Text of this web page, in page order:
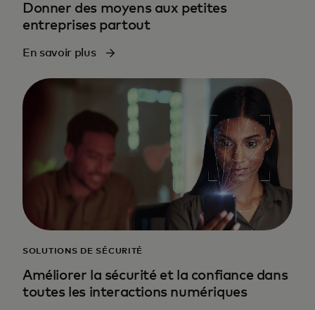
Donner des moyens aux petites
entreprises partout
En savoir plus
SOLUTIONS DE SÉCURITÉ
Améliorer la sécurité et la confiance dans
toutes les interactions numériques